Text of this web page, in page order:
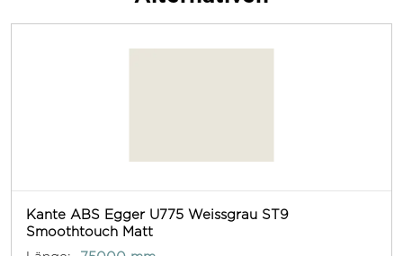
Kante ABS Egger U775 Weissgrau ST9
Smoothtouch Matt